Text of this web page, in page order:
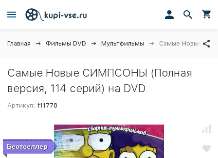
Главная Фильмы DVD Мультфильмы Самые Новые
Самые Новые СИМПСОНЫ (Полная
версия, 114 серий) на DVD
Артикул: f11778
Бестселлер